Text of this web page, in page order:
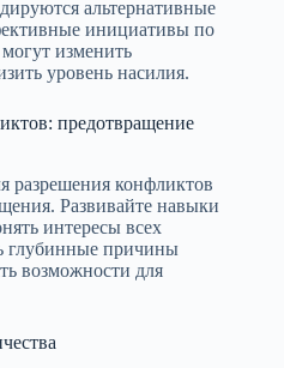
альтернативные
инициативы по
изменить
уровень насилия.
предотвращение
разрешения конфликтов
Развивайте навыки
интересы всех
глубинные причины
возможности для